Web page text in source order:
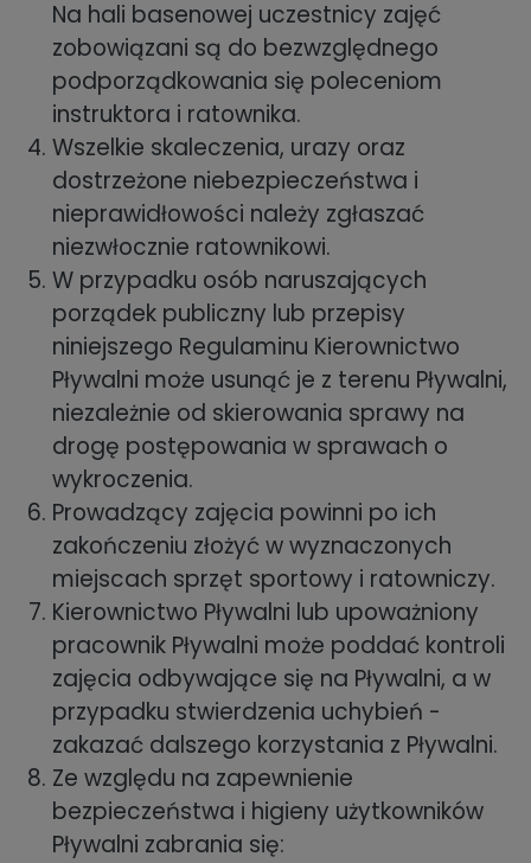
Na hali basenowej uczestnicy zajęć
zobowiązani są do bezwzględnego
podporządkowania się poleceniom
instruktora i ratownika.
Wszelkie skaleczenia, urazy oraz
dostrzeżone niebezpieczeństwa i
nieprawidłowości należy zgłaszać
niezwłocznie ratownikowi.
W przypadku osób naruszających
porządek publiczny lub przepisy
niniejszego Regulaminu Kierownictwo
Pływalni może usunąć je z terenu Pływalni,
niezależnie od skierowania sprawy na
drogę postępowania w sprawach o
wykroczenia.
Prowadzący zajęcia powinni po ich
zakończeniu złożyć w wyznaczonych
miejscach sprzęt sportowy i ratowniczy.
Kierownictwo Pływalni lub upoważniony
pracownik Pływalni może poddać kontroli
zajęcia odbywające się na Pływalni, a w
przypadku stwierdzenia uchybień -
zakazać dalszego korzystania z Pływalni.
Ze względu na zapewnienie
bezpieczeństwa i higieny użytkowników
Pływalni zabrania się: